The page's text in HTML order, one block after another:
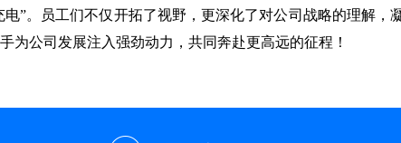
”。员工们不仅开拓了视野，更深化了对公司战略的理解，
为公司发展注入强劲动力，共同奔赴更高远的征程！